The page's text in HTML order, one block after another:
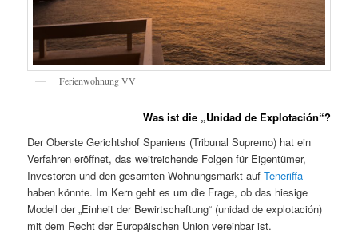
Ferienwohnung VV
Was ist die „Unidad de Explotación“?
Der Oberste Gerichtshof Spaniens (Tribunal Supremo) hat ein
Verfahren eröffnet, das weitreichende Folgen für Eigentümer,
Investoren und den gesamten Wohnungsmarkt aufTeneriffa
haben könnte. Im Kern geht es um die Frage, ob das hiesige
Modell der „Einheit der Bewirtschaftung“ (unidad de explotación)
mit dem Recht der Europäischen Union vereinbar ist.